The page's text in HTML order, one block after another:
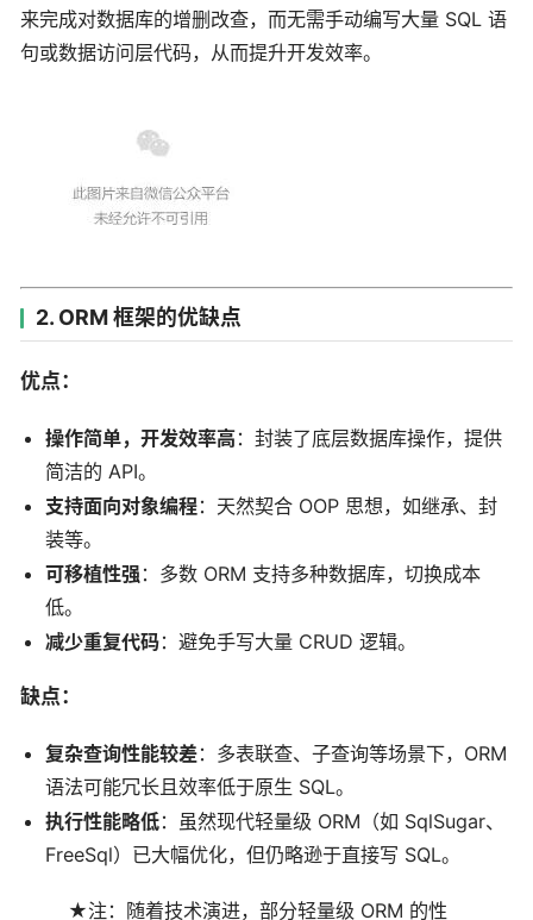
来完成对数据库的增删改查，而无需手动编写大量 SQL 语
句或数据访问层代码，从而提升开发效率。
2. ORM 框架的优缺点
优点：
操作简单，开发效率高：封装了底层数据库操作，提供
简洁的 API。
支持面向对象编程：天然契合 OOP 思想，如继承、封
装等。
可移植性强 ：多数 ORM 支持多种数据库，切换成本
低。
减少重复代码：避免手写大量 CRUD 逻辑。
缺点：
复杂查询性能较差：多表联查、子查询等场景下，ORM
语法可能冗长且效率低于原生 SQL。
执行性能略低：虽然现代轻量级 ORM（如 SqlSugar、
FreeSql）已大幅优化，但仍略逊于直接写 SQL。
★注：随着技术演进，部分轻量级 ORM 的性